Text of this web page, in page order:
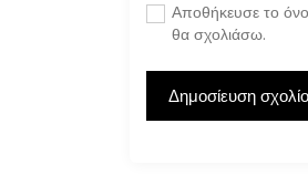
Αποθήκευσε το
θα σχολιάσω.